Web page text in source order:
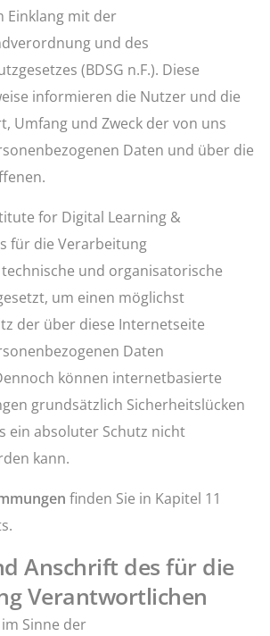
Einklang mit der
und des
(BDSG n.F.). Diese
informieren die Nutzer und die
Umfang und Zweck der von uns
Daten und über die
for Digital Learning &
für die Verarbeitung
und organisatorische
um einen möglichst
der über diese Internetseite
Daten
können internetbasierte
grundsätzlich Sicherheitslücken
ein absoluter Schutz nicht
kann.
finden Sie in Kapitel 11
Anschrift des für die
Verantwortlichen
Sinne der